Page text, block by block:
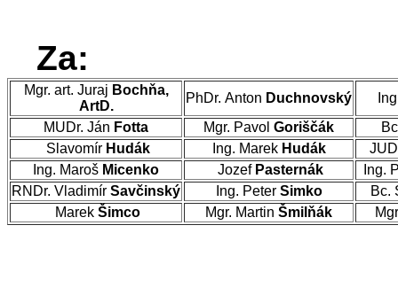
Za:
Mgr. art. Juraj Bochňa,
ArtD.
PhDr. Anton Duchnovský
MUDr. Ján Fotta Mgr. Pavol Goriščák
Slavomír Hudák Ing. Marek Hudák
Ing. Maroš Micenko Jozef Pasternák
Ing.
RNDr. Vladimír Savčinský Ing. Peter Simko
Bc.
Marek Šimco Mgr. Martin Šmilňák